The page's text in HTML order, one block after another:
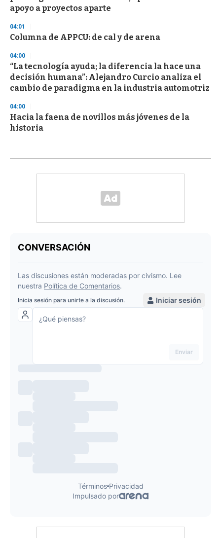
apoyo a proyectos aparte
04:01
Columna de APPCU: de cal y de arena
04:00
“La tecnología ayuda; la diferencia la hace una
decisión humana”: Alejandro Curcio analiza el
cambio de paradigma en la industria automotriz
04:00
Hacia la faena de novillos más jóvenes de la
historia